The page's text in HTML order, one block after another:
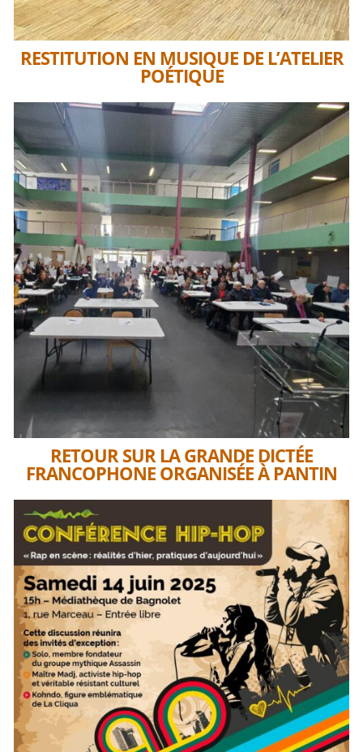
RESTITUTION EN MUSIQUE DE L’ATELIER
POÉTIQUE
RETOUR SUR LA GRANDE DICTÉE
FRANCOPHONE ORGANISÉE À PANTIN